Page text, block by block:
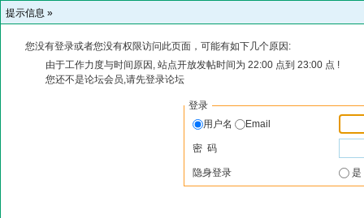
提示信息 »
您没有登录或者您没有权限访问此页面，可能有如下几个原因:
由于工作力度与时间原因, 站点开放发帖时间为 22:00 点到 23:00 点 !
您还不是论坛会员,请先登录论坛
登录
用户名
Email
密 码
隐身登录